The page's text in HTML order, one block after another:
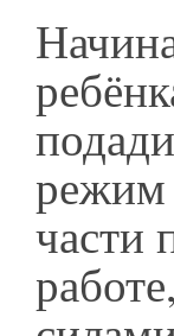
режим
части